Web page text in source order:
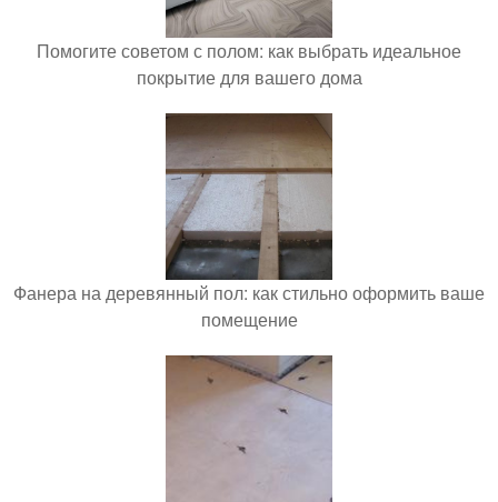
Помогите советом с полом: как выбрать идеальное
покрытие для вашего дома
Фанера на деревянный пол: как стильно оформить ваше
помещение